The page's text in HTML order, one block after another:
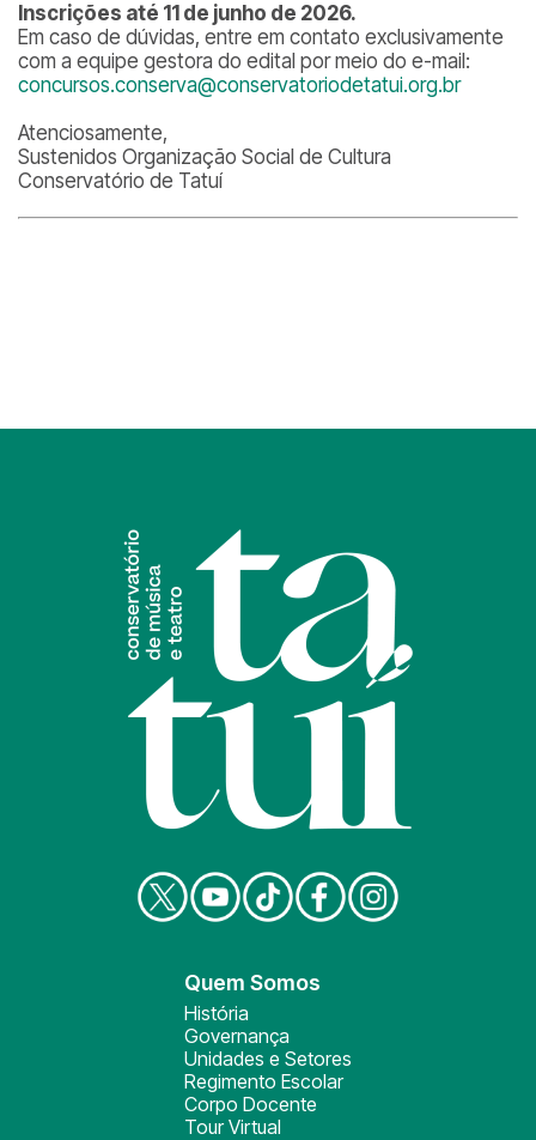
Inscrições até 11 de junho de 2026.
Em caso de dúvidas, entre em contato exclusivamente
com a equipe gestora do edital por meio do e-mail:
concursos.conserva@conservatoriodetatui.org.br
Atenciosamente,
Sustenidos Organização Social de Cultura
Conservatório de Tatuí
Quem Somos
História
Governança
Unidades e Setores
Regimento Escolar
Corpo Docente
Tour Virtual